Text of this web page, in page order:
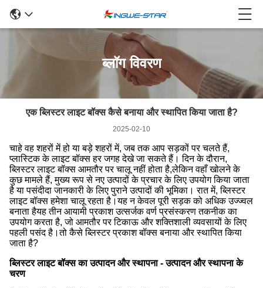
ब्लॉग विवरण
एक ब्लिस्टर लाइट बॉक्स कैसे बनाया और स्थापित किया जाता है?
2025-02-10
चाहे वह शहरों में हो या बड़े शहरों में, जब तक आप सड़कों पर चलते हैं,
प्लास्टिक के लाइट बॉक्स हर जगह देखे जा सकते हैं। दिन के दौरान,
ब्लिस्टर लाइट बॉक्स आमतौर पर चालू नहीं होता है,लेकिन वहाँ खोलने के
कुछ मामले हैं, मुख्य रूप से नए उत्पादों के प्रचार के लिए उपयोग किया जाता
है या पसंदीदा जानकारी के लिए पुराने उत्पादों की भूमिका। रात में, ब्लिस्टर
लाइट बॉक्स हमेशा चालू रहता है।यह न केवल पूरी सड़क को अधिक उज्ज्वल
बनाता हैयह तीन आयामी प्रकाश उत्सर्जक वर्ण प्रसंस्करण तकनीक का
उपयोग करता है, जो आमतौर पर टिकाऊ और शक्तिशाली व्यवसायों के लिए
पहली पसंद है।तो कैसे ब्लिस्टर प्रकाश बॉक्स बनाया और स्थापित किया
जाता है?
ब्लिस्टर लाइट बॉक्स का उत्पादन और स्थापना - उत्पादन और स्थापना के
चरण